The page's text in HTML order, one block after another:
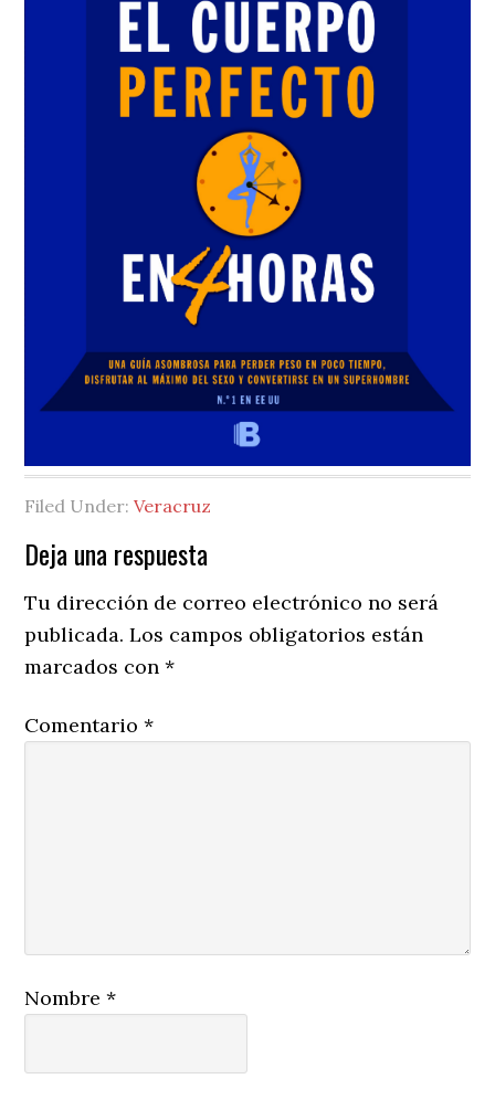
Filed Under:Veracruz
Reader
Interactions
Deja una respuesta
Tu dirección de correo electrónico no será
publicada. Los campos obligatorios están
marcados con*
Comentario*
Nombre*